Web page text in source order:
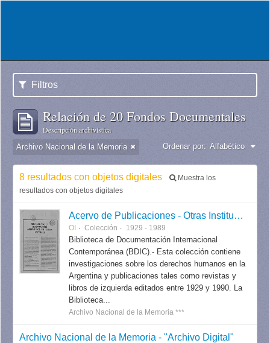
Filtros
Relación de 20 Fondos Documentales
Descripción archivística
Archivo Nacional de la Memoria Ordenar por: Alfabético
8 resultados con objetos digitales
Muestra los
resultados con objetos digitales
Acervo de Publicaciones - Otras Instituciones
OI Colección 1929 - 1989
Biblioteca de Documentación Internacional
Contemporánea (BDIC).- Esta colección contiene
investigaciones sobre los derechos humanos en la
Argentina y publicaciones tales como revistas y
libros de izquierda editados entre 1929 y 1990. La
Biblioteca...
Archivo Nacional de la Memoria ***
Archivo Nacional de la Memoria - "Archivo Digital"